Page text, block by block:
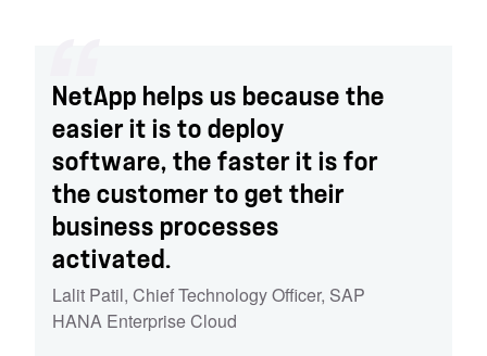
NetApp helps us because the
easier it is to deploy
software, the faster it is for
the customer to get their
business processes
activated.
Lalit Patil, Chief Technology Officer, SAP
HANA Enterprise Cloud